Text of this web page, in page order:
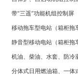
带“三遥”功能机组控制屏
移动拖车型电站（箱柜拖
静音型移动电站（箱柜拖
机油、柴油、水套、防冷
分体式日用燃油箱、一体